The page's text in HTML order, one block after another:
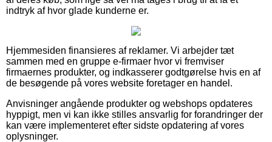
indtryk af hvor glade kunderne er.
Hjemmesiden finansieres af reklamer. Vi arbejder tæt
sammen med en gruppe e-firmaer hvor vi fremviser
firmaernes produkter, og indkasserer godtgørelse hvis en af
de besøgende på vores website foretager en handel.
Anvisninger angående produkter og webshops opdateres
hyppigt, men vi kan ikke stilles ansvarlig for forandringer der
kan være implementeret efter sidste opdatering af vores
oplysninger.